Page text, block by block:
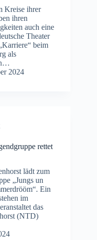
Kreise ihrer
ihren
auch eine
Theater
beim
als
2024
rettet
lädt zum
„Jungs un
Ein
im
das
(NTD)